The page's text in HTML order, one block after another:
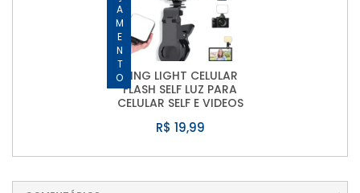
RING LIGHT CELULAR
FLASH SELF LUZ PARA
CELULAR SELF E VIDEOS
R$ 19,99